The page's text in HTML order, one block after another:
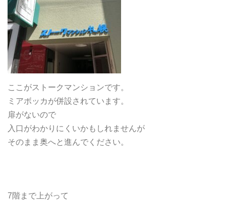
ここがストークマンションです。
ミアボッカが併設されています。
扉がないので
入口がわかりにくいかもしれませんが
そのまま奥へと進んでください。
7階まで上がって